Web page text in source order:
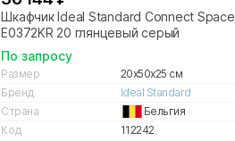
Шкафчик Ideal Standard Connect Space
E0372KR 20 глянцевый серый
По запросу
Размер
20x50x25 см
Бренд
Ideal Standard
Страна
Бельгия
Код
112242